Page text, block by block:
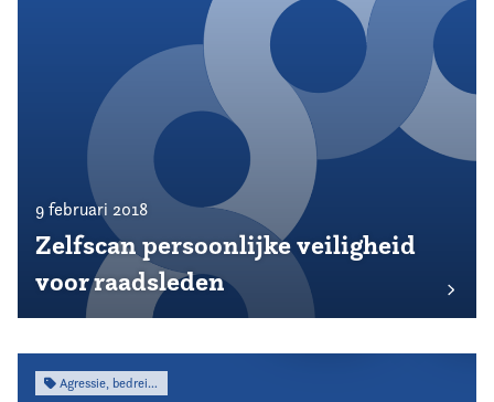
9 februari 2018
Zelfscan persoonlijke veiligheid
voor raadsleden
Agressie, bedreiging & intimidatie